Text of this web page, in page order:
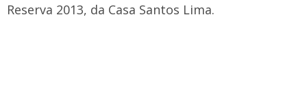
Reserva 2013, da Casa Santos Lima.